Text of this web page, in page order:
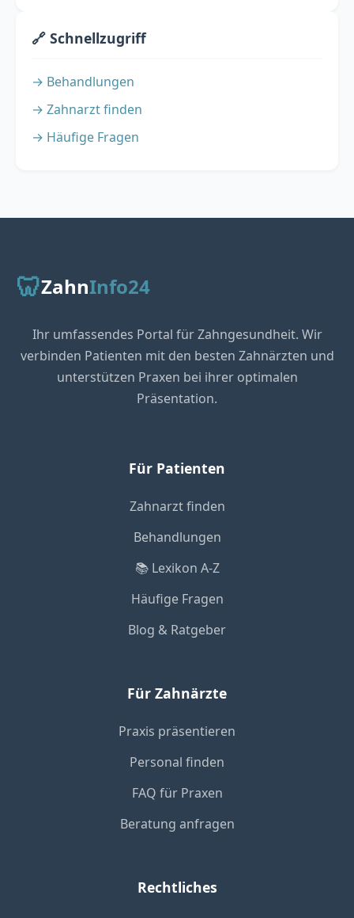
🔗 Schnellzugriff
→ Behandlungen
→ Zahnarzt finden
→ Häufige Fragen
🦷ZahnInfo24
Ihr umfassendes Portal für Zahngesundheit. Wir
verbinden Patienten mit den besten Zahnärzten und
unterstützen Praxen bei ihrer optimalen
Präsentation.
Für Patienten
Zahnarzt finden
Behandlungen
📚 Lexikon A-Z
Häufige Fragen
Blog & Ratgeber
Für Zahnärzte
Praxis präsentieren
Personal finden
FAQ für Praxen
Beratung anfragen
Rechtliches